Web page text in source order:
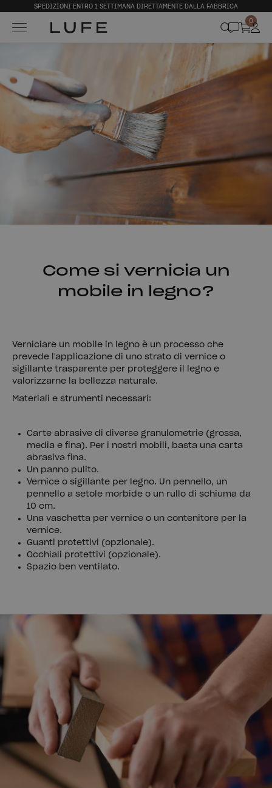
SPEDIZIONI ENTRO 1 SETTIMANA DIRETTAMENTE DALLA FABBRICA
0
Come si vernicia un
mobile in legno?
Verniciare un mobile in legno è un processo che
prevede l'applicazione di uno strato di vernice o
sigillante trasparente per proteggere il legno e
valorizzarne la bellezza naturale.
Materiali e strumenti necessari:
Carte abrasive di diverse granulometrie (grossa,
media e fina). Per i nostri mobili, basta una carta
abrasiva fina.
Un panno pulito.
Vernice o sigillante per legno. Un pennello, un
pennello a setole morbide o un rullo di schiuma da
10 cm.
Una vaschetta per vernice o un contenitore per la
vernice.
Guanti protettivi (opzionale).
Occhiali protettivi (opzionale).
Spazio ben ventilato.